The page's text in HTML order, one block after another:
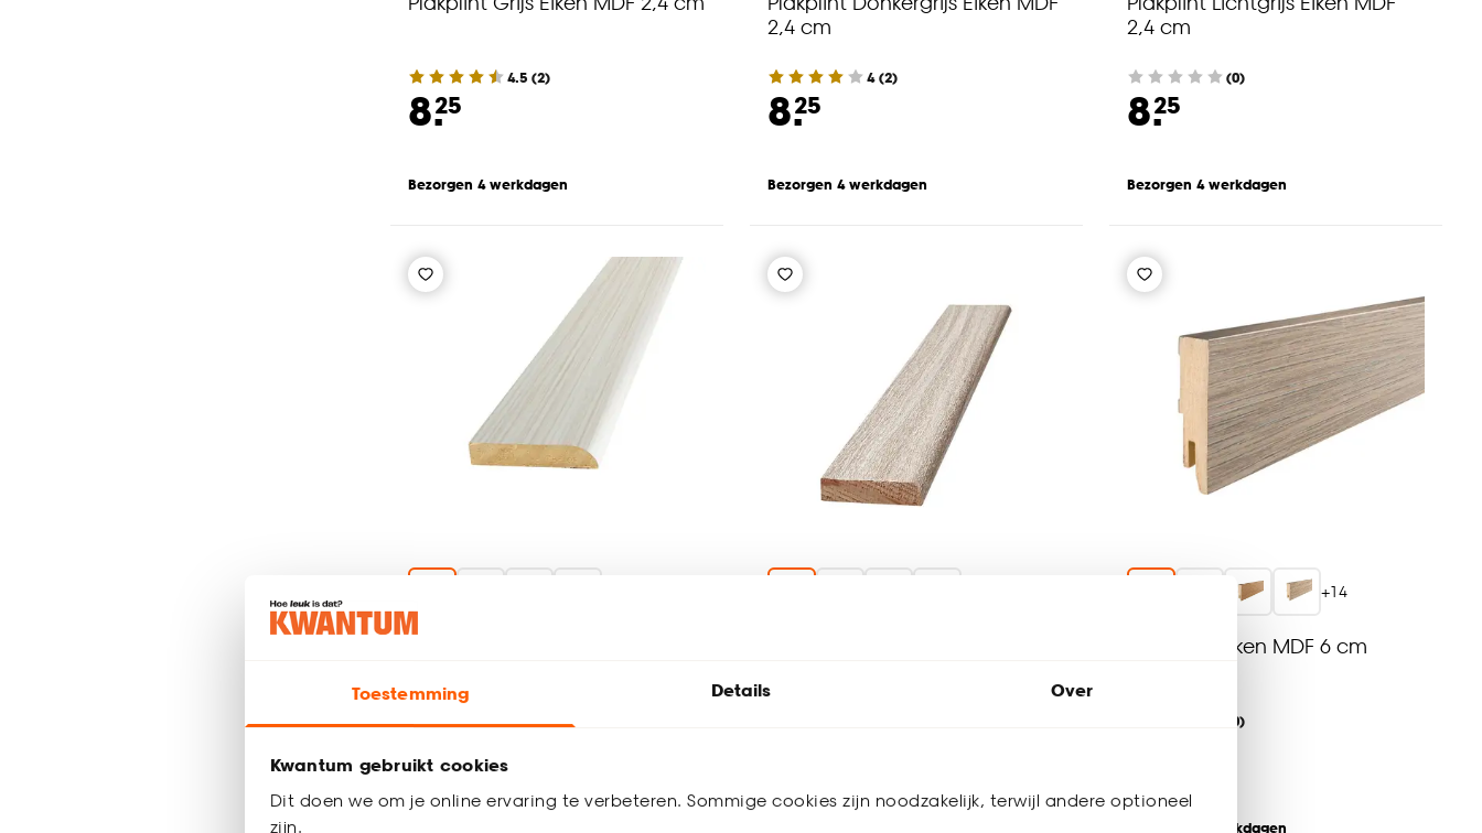
Toestemming Details Over
Kwantum gebruikt cookies
Dit doen we om je online ervaring te verbeteren. Sommige cookies zijn noodzakelijk, terwijl andere optioneel
zijn.
4.5 (2)
8.25
Bezorgen 4 werkdagen
2,4 cm
4(2)
8.25
Bezorgen 4 werkdagen
2,4 cm
(0)
8.25
Bezorgen 4 werkdagen
(0)
8.
+14
Plint Grijs Eiken MDF 6 cm
(0)
Bezorgen 4 werkdagen